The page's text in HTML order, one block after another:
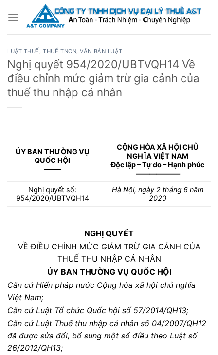
qua
LUẬT THUẾ ,THUẾ TNCN,VĂN BẢN LUẬT
Nghị quyết 954/2020/UBTVQH14 Về
điều chỉnh mức giảm trừ gia cảnh của
thuế thu nhập cá nhân
ỦY BAN THƯỜNG VỤ
QUỐC HỘI
——–
CỘNG HÒA XÃ HỘI CHỦ
NGHĨA VIỆT NAM
Độc lập – Tự do – Hạnh phúc
——————–
Nghị quyết số:
954/2020/UBTVQH14
Hà Nội, ngày 2 tháng 6năm
2020
NGHỊ QUYẾT
VỀ ĐIỀU CHỈNH MỨC GIẢM TRỪ GIA CẢNH CỦA
THUẾ THU NHẬP CÁ NHÂN
ỦY BAN THƯỜNG VỤ QUỐC HỘI
Căn cứ Hiến pháp nước Cộng hòa xã hội chủ nghĩa
Việt Nam;
Căn cứ Luật Tổ chức Quốc hội số 57/2014/QH13;
Căn cứ Luật Thuế thu nhập cá nhân số04/2007/QH12
đã được sửa đổi, bổ sung một số điều theo Luật số
26/2012/QH13;